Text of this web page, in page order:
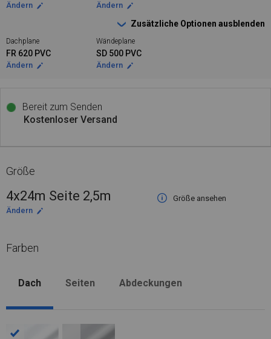
Ändern Ändern
Zusätzliche Optionen ausblenden
Dachplane
FR 620 PVC
Ändern
Wändeplane
SD 500 PVC
Ändern
Bereit zum Senden
Kostenloser Versand
Größe
4x24m Seite 2,5m
Größe ansehen
Ändern
Farben
Dach Seiten Abdeckungen